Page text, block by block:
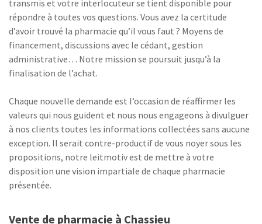
transmis et votre interlocuteur se tient disponible pour
répondre à toutes vos questions. Vous avez la certitude
d’avoir trouvé la pharmacie qu’il vous faut ? Moyens de
financement, discussions avec le cédant, gestion
administrative… Notre mission se poursuit jusqu’à la
finalisation de l’achat.
Chaque nouvelle demande est l’occasion de réaffirmer les
valeurs qui nous guident et nous nous engageons à divulguer
à nos clients toutes les informations collectées sans aucune
exception. Il serait contre-productif de vous noyer sous les
propositions, notre leitmotiv est de mettre à votre
disposition une vision impartiale de chaque pharmacie
présentée.
Vente de pharmacie à Chassieu